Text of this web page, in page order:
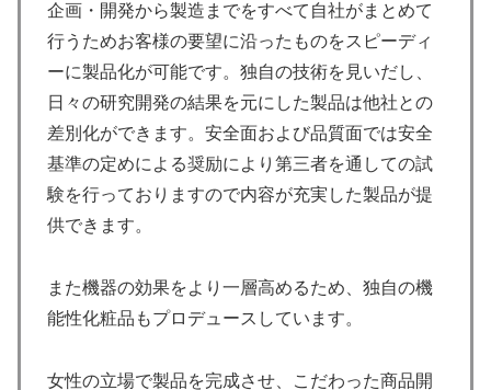
企画・開発から製造までをすべて自社がまとめて
行うためお客様の要望に沿ったものをスピーディ
ーに製品化が可能です。独自の技術を見いだし、
日々の研究開発の結果を元にした製品は他社との
差別化ができます。安全面および品質面では安全
基準の定めによる奨励により第三者を通しての試
験を行っておりますので内容が充実した製品が提
供できます。
また機器の効果をより一層高めるため、独自の機
能性化粧品もプロデュースしています。
女性の立場で製品を完成させ、こだわった商品開